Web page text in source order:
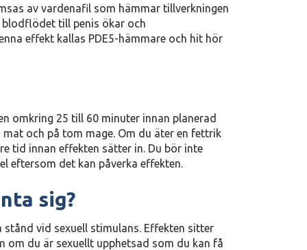
av vardenafil som hämmar tillverkningen
till penis ökar och
effekt kallas PDE5-hämmare och hit hör
omkring 25 till 60 minuter innan planerad
och på tom mage. Om du äter en fettrik
tid innan effekten sätter in. Du bör inte
eftersom det kan påverka effekten.
sig?
vid sexuell stimulans. Effekten sitter
om du är sexuellt upphetsad som du kan få